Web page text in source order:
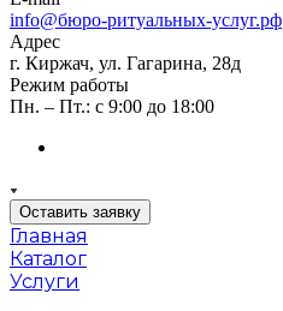
info@бюро-ритуальных-услуг.рф
Адрес
г. Киржач, ул. Гагарина, 28д
Режим работы
Пн. – Пт.: с 9:00 до 18:00
Оставить заявку
Главная
Каталог
Услуги